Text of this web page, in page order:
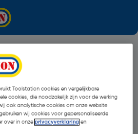
Toolstation cookies en vergelijkbare
cookies, die noodzakelijk zijn voor de werking
ook analytische cookies om onze website
wij cookies voor gepersonaliseerde
over in onzeprivacyverklaring en